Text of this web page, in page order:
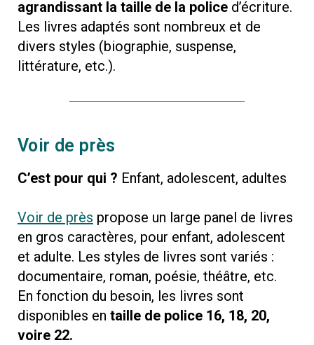
agrandissant la taille de la police d’écriture.
Les livres adaptés sont nombreux et de
divers styles (biographie, suspense,
littérature, etc.).
Voir de près
C’est pour qui ? Enfant, adolescent, adultes
Voir de près propose un large panel de livres
en gros caractères, pour enfant, adolescent
et adulte. Les styles de livres sont variés :
documentaire, roman, poésie, théâtre, etc.
En fonction du besoin, les livres sont
disponibles en taille de police 16, 18, 20,
voire 22.